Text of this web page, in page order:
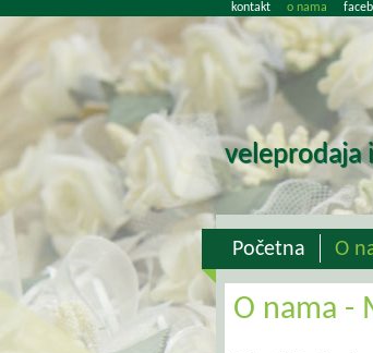
kontakt o nama
veleprodaja
Početna O
O nama -